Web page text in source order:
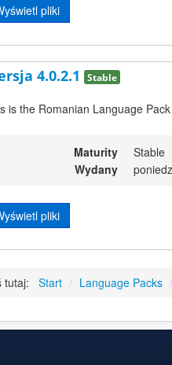
pliki
4.0.2.1 Stable
is the Romanian Language
Maturity
Stable
Wydany
pliki
tutaj: Start / Language Packs /